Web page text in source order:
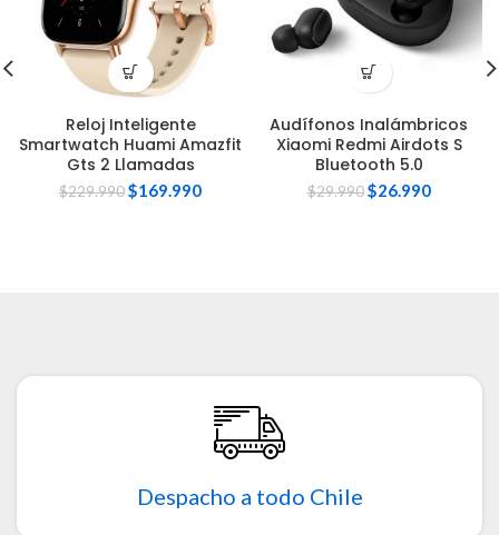
Reloj Inteligente
Smartwatch Huami Amazfit
Gts 2 Llamadas
$229.990$169.990
Audífonos Inalámbricos
Xiaomi Redmi Airdots S
Bluetooth 5.0
$29.990 $26.990
Despacho a todo Chile